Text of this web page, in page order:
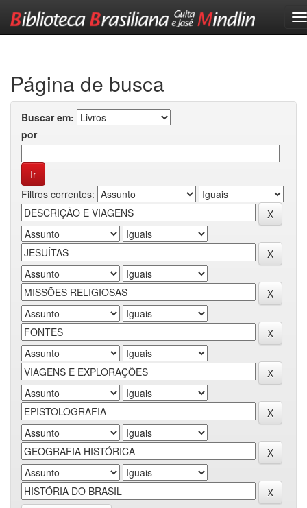
Página de busca
Buscar em:
por
Filtros correntes: